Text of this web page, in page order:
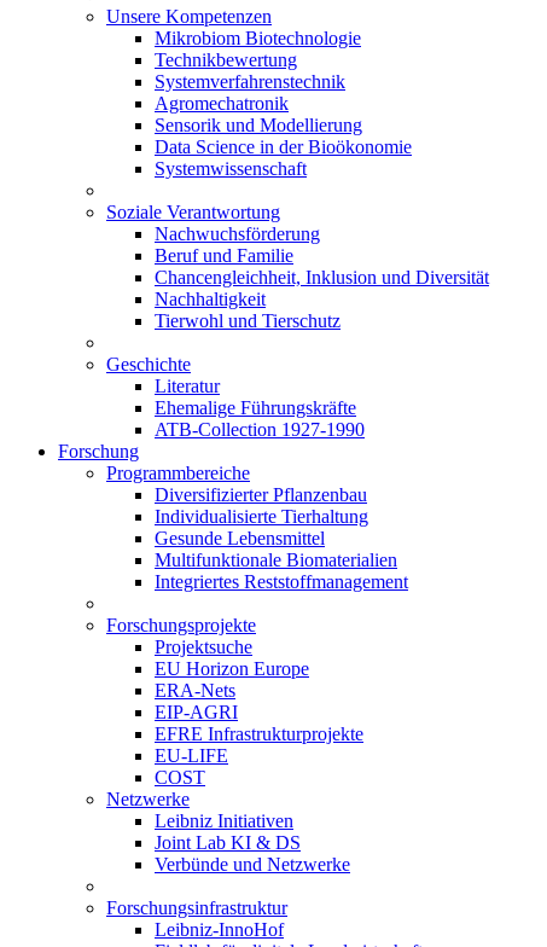
Unsere Kompetenzen
Mikrobiom Biotechnologie
Technikbewertung
Systemverfahrenstechnik
Agromechatronik
Sensorik und Modellierung
Data Science in der Bioökonomie
Systemwissenschaft
Soziale Verantwortung
Nachwuchsförderung
Beruf und Familie
Chancengleichheit, Inklusion und Diversität
Nachhaltigkeit
Tierwohl und Tierschutz
Geschichte
Literatur
Ehemalige Führungskräfte
ATB-Collection 1927-1990
Forschung
Programmbereiche
Diversifizierter Pflanzenbau
Individualisierte Tierhaltung
Gesunde Lebensmittel
Multifunktionale Biomaterialien
Integriertes Reststoffmanagement
Forschungsprojekte
Projektsuche
EU Horizon Europe
ERA-Nets
EIP-AGRI
EFRE Infrastrukturprojekte
EU-LIFE
COST
Netzwerke
Leibniz Initiativen
Joint Lab KI & DS
Verbünde und Netzwerke
Forschungsinfrastruktur
Leibniz-InnoHof